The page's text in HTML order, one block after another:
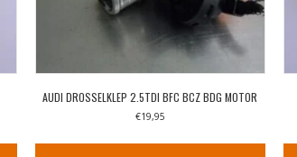
AUDI DROSSELKLEP 2.5TDI BFC BCZ BDG MOTOR
€19,95